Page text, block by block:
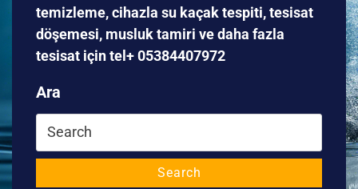
temizleme, cihazla su kaçak tespiti, tesisat
döşemesi, musluk tamiri ve daha fazla
tesisat için tel+ 05384407972
Ara
Search
Search